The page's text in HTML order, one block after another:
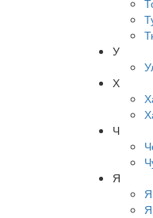
У
Х
Ч
Я